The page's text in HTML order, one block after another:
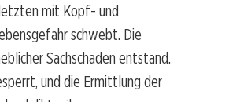
mit Kopf- und
schwebt. Die
Sachschaden entstand.
und die Ermittlung der